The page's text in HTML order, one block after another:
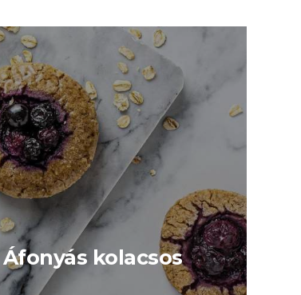
kolacsos